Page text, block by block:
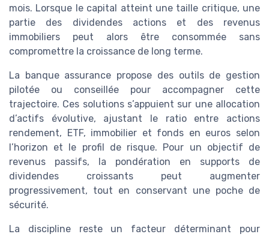
mois. Lorsque le capital atteint une taille critique, une
partie des dividendes actions et des revenus
immobiliers peut alors être consommée sans
compromettre la croissance de long terme.
La banque assurance propose des outils de gestion
pilotée ou conseillée pour accompagner cette
trajectoire. Ces solutions s’appuient sur une allocation
d’actifs évolutive, ajustant le ratio entre actions
rendement, ETF, immobilier et fonds en euros selon
l’horizon et le profil de risque. Pour un objectif de
revenus passifs, la pondération en supports de
dividendes croissants peut augmenter
progressivement, tout en conservant une poche de
sécurité.
La discipline reste un facteur déterminant pour